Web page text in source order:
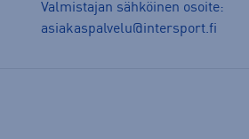
Valmistajan sähköinen osoite:
asiakaspalvelu@intersport.fi